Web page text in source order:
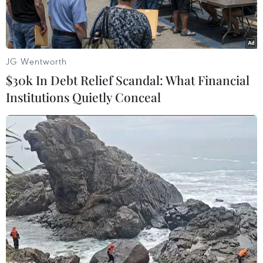
Chủ tịch ABAC Kriengkrai Thiennukul.(Nguồn: ThaiEn)
Theo phóng viên TTXVN tại Bangkok, ngày
25/10, Chủ tịch Hội đồng Tư vấn Kinh doanh
APEC (ABAC) cho biết nghị sự 5 điểm tại cuộc
họp của các nhà lãnh đạo kinh tế Diễn đàn hợp
JG Wentworth
$30k In Debt Relief Scandal: What Financial
Institutions Quietly Conceal